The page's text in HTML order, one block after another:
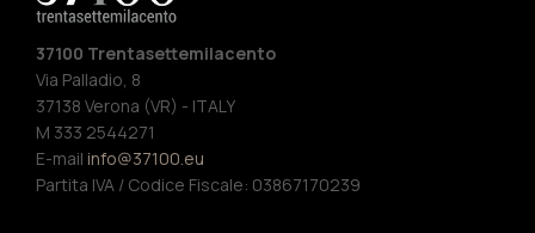
37100 Trentasettemilacento
Via Palladio, 8
37138 Verona (VR) - ITALY
M 333 2544271
E-mail info@37100.eu
Partita IVA / Codice Fiscale: 03867170239